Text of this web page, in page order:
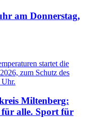
am Donnerstag,
startet die
zum Schutz des
Uhr.
Miltenberg:
alle. Sport für